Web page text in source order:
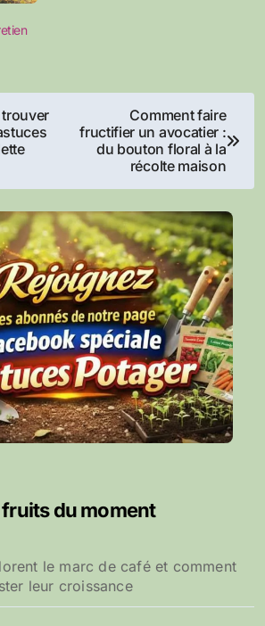
Comment faire
fructifier un avocatier :
du bouton floral à la
récolte maison
du moment
le marc de café et comment
leur croissance